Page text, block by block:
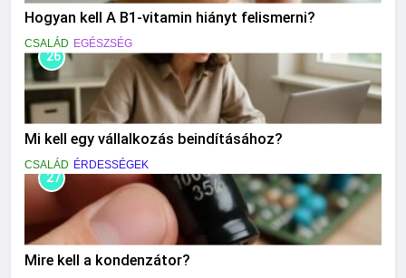
Hogyan kell A B1-vitamin hiányt felismerni?
CSALÁD EGÉSZSÉG
26
Mi kell egy vállalkozás beindításához?
CSALÁD ÉRDESSÉGEK
27
Mire kell a kondenzátor?